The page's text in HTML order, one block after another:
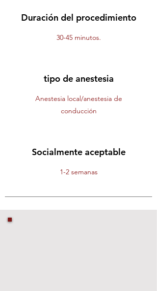
Duración del procedimiento
30-45 minutos.
tipo de anestesia
Anestesia local/anestesia de
conducción
Socialmente aceptable
1-2 semanas